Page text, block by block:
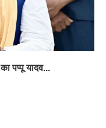
पप्पू यादव...